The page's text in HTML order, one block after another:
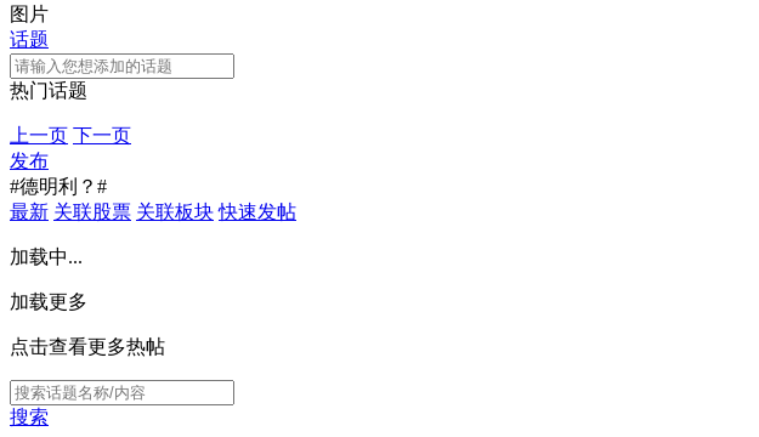
图片
话题
热门话题
上一页 下一页
发布
#德明利？#
最新 关联股票 关联板块 快速发帖
加载中...
加载更多
点击查看更多热帖
搜索